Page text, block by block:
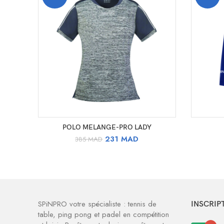
CHOIX DES OPTIONS
POLO MELANGE-PRO LADY
385MAD Le
231MAD
SPiNPRO votre spécialiste : tennis de
table, ping pong et padel en compétition